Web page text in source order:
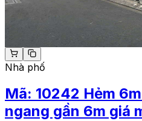
Nhà phố
Mã: 10242 Hẻm
ngang gần 6m giá